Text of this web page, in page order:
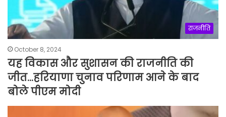
राजनीति
October 8, 2024
यह विकास और सुशासन की राजनीति की
जीत…हरियाणा चुनाव परिणाम आने के बाद
बोले पीएम मोदी